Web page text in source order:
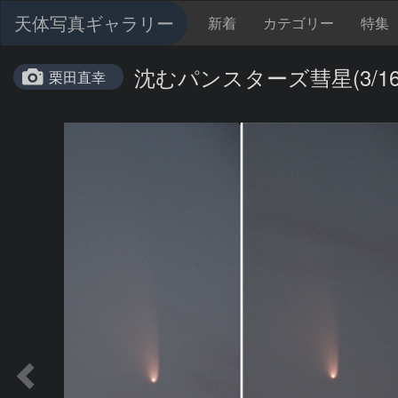
天体写真ギャラリー 新着 カテゴリー 特集
栗田直幸 沈むパンスターズ彗星(3/